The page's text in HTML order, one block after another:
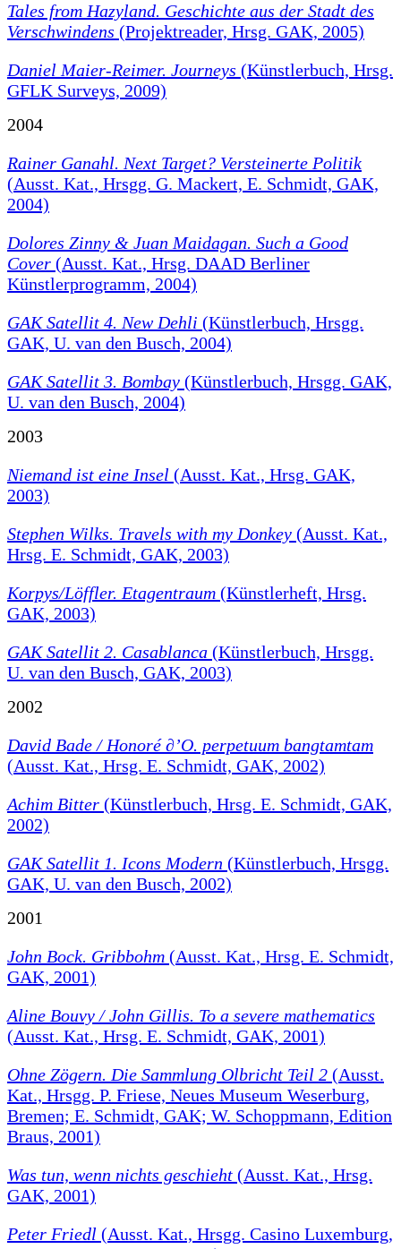
Tales from Hazyland. Geschichte aus der Stadt des
Verschwindens (Projektreader, Hrsg. GAK, 2005)
Daniel Maier-Reimer. Journeys (Künstlerbuch, Hrsg.
GFLK Surveys, 2009)
2004
Rainer Ganahl. Next Target? Versteinerte Politik
(Ausst. Kat., Hrsgg. G. Mackert, E. Schmidt, GAK,
2004)
Dolores Zinny & Juan Maidagan. Such a Good
Cover (Ausst. Kat., Hrsg. DAAD Berliner
Künstlerprogramm, 2004)
GAK Satellit 4. New Dehli (Künstlerbuch, Hrsgg.
GAK, U. van den Busch, 2004)
GAK Satellit 3. Bombay (Künstlerbuch, Hrsgg. GAK,
U. van den Busch, 2004)
2003
Niemand ist eine Insel (Ausst. Kat., Hrsg. GAK,
2003)
Stephen Wilks. Travels with my Donkey (Ausst. Kat.,
Hrsg. E. Schmidt, GAK, 2003)
Korpys/Löffler. Etagentraum (Künstlerheft, Hrsg.
GAK, 2003)
GAK Satellit 2. Casablanca (Künstlerbuch, Hrsgg.
U. van den Busch, GAK, 2003)
2002
David Bade / Honoré ∂’O. perpetuum bangtamtam
(Ausst. Kat., Hrsg. E. Schmidt, GAK, 2002)
Achim Bitter (Künstlerbuch, Hrsg. E. Schmidt, GAK,
2002)
GAK Satellit 1. Icons Modern (Künstlerbuch, Hrsgg.
GAK, U. van den Busch, 2002)
2001
John Bock. Gribbohm (Ausst. Kat., Hrsg. E. Schmidt,
GAK, 2001)
Aline Bouvy / John Gillis. To a severe mathematics
(Ausst. Kat., Hrsg. E. Schmidt, GAK, 2001)
Ohne Zögern. Die Sammlung Olbricht Teil 2 (Ausst.
Kat., Hrsgg. P. Friese, Neues Museum Weserburg,
Bremen; E. Schmidt, GAK; W. Schoppmann, Edition
Braus, 2001)
Was tun, wenn nichts geschieht (Ausst. Kat., Hrsg.
GAK, 2001)
Peter Friedl (Ausst. Kat., Hrsgg. Casino Luxemburg,